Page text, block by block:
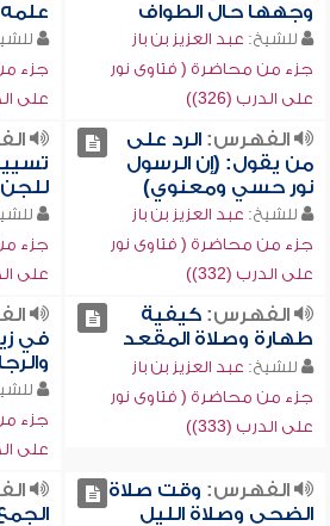
وجهها حال الطواف
للشيخ: عبد العزيز بن باز
جزء من محاضرة ( فتاوى نور
على الدرب (326))
علمه
جزء
على
الفهرس:الرد على
من يقول: (إن الرسول
نور حسي ومعنوي)
للشيخ: عبد العزيز بن باز
جزء من محاضرة ( فتاوى نور
على الدرب (332))
جزء
على
الفهرس:كيفية
طهارة وصلاة المقعد
للشيخ: عبد العزيز بن باز
جزء من محاضرة ( فتاوى نور
على الدرب (333))
في
جزء
على
الفهرس: وقت صلاة
الضحى وصلاة الليل